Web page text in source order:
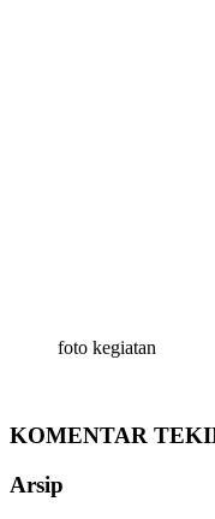
foto kegiatan
KOMENTAR
Arsip